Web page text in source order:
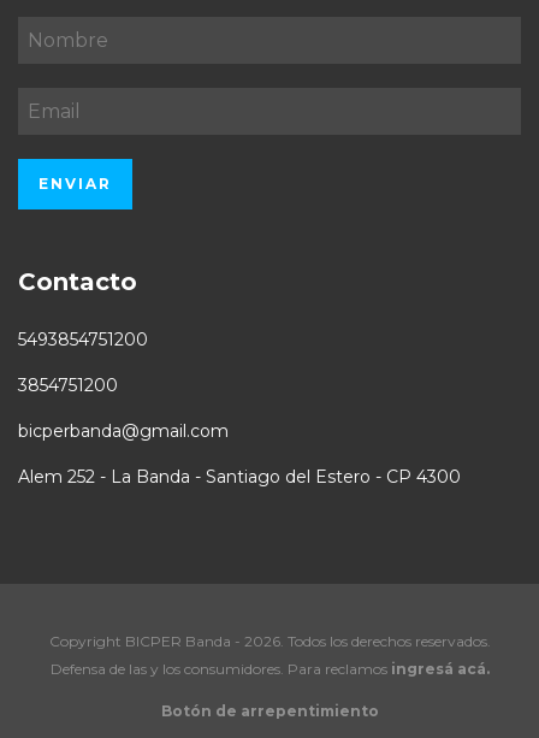
Contacto
5493854751200
3854751200
bicperbanda@gmail.com
Alem 252 - La Banda - Santiago del Estero - CP 4300
Copyright BICPER Banda - 2026. Todos los derechos reservados.
Defensa de las y los consumidores. Para reclamos ingresá acá.
Botón de arrepentimiento